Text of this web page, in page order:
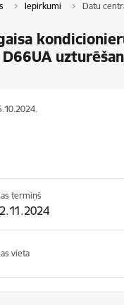
Iepirkumi Datu
termiņš
vieta